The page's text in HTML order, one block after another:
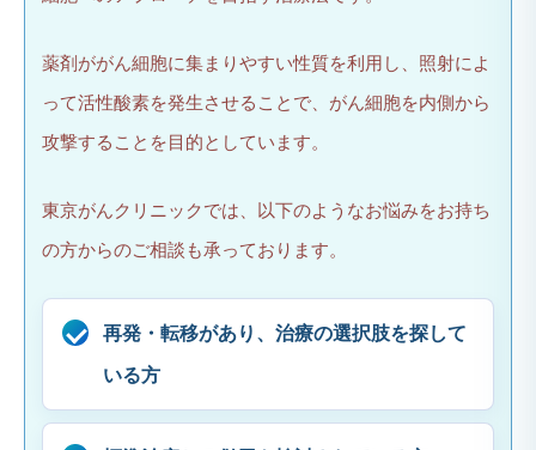
薬剤ががん細胞に集まりやすい性質を利用し、照射によ
って活性酸素を発生させることで、がん細胞を内側から
攻撃することを目的としています。
東京がんクリニックでは、以下のようなお悩みをお持ち
の方からのご相談も承っております。
再発・転移があり、治療の選択肢を探して
いる方